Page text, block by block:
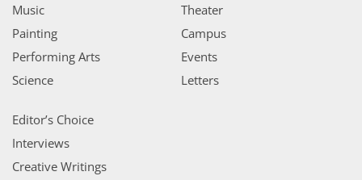
Music
Painting
Performing Arts
Science
Theater
Campus
Events
Letters
Editor’s Choice
Interviews
Creative Writings